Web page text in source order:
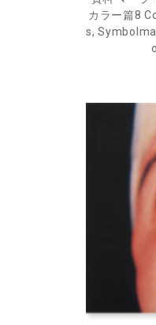
カラー篇8
s,